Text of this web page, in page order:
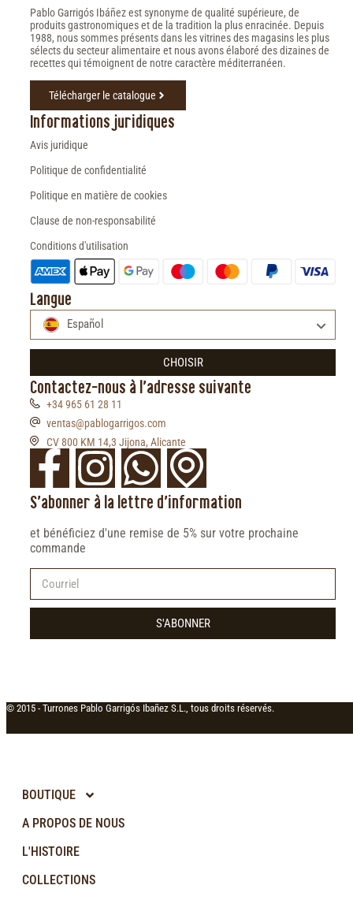
Pablo Garrigós Ibáñez est synonyme de qualité supérieure, de
produits gastronomiques et de la tradition la plus enracinée. Depuis
1988, nous sommes présents dans les vitrines des magasins les plus
sélects du secteur alimentaire et nous avons élaboré des dizaines de
recettes qui témoignent de notre caractère méditerranéen.
Télécharger le catalogue
Informations juridiques
Avis juridique
Politique de confidentialité
Politique en matière de cookies
Clause de non-responsabilité
Conditions d'utilisation
Langue
Español
CHOISIR
Contactez-nous à l'adresse suivante
+34 965 61 28 11
ventas@pablogarrigos.com
CV 800 KM 14,3 Jijona, Alicante
S'abonner à la lettre d'information
et bénéficiez d'une remise de 5% sur votre prochaine
commande
S'ABONNER
© 2015 - Turrones Pablo Garrigós Ibañez S.L., tous droits réservés.
BOUTIQUE
A PROPOS DE NOUS
L'HISTOIRE
COLLECTIONS